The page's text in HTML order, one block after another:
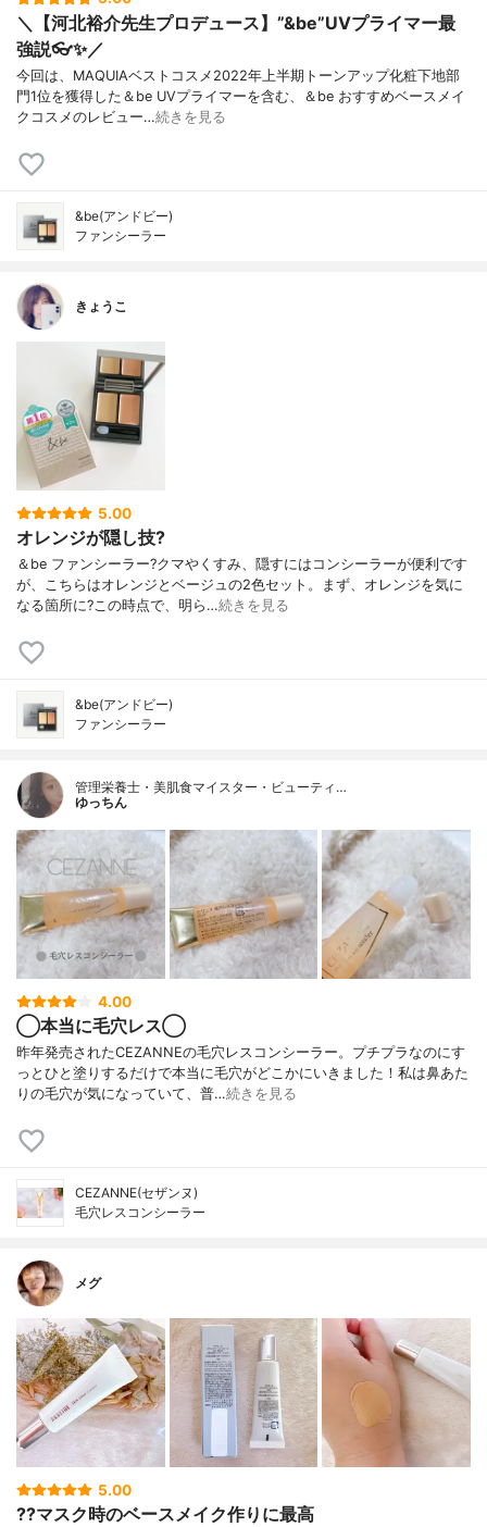
＼【河北裕介先生プロデュース】”&be”UVプライマー最
強説👓✨／
今回は、MAQUIAベストコスメ2022年上半期トーンアップ化粧下地部
門1位を獲得した＆be UVプライマーを含む、＆be おすすめベースメイ
クコスメのレビュー…続きを見る
&be(アンドビー)
ファンシーラー
きょうこ
5.00
オレンジが隠し技?
＆be ファンシーラー?クマやくすみ、隠すにはコンシーラーが便利です
が、こちらはオレンジとベージュの2色セット。まず、オレンジを気に
なる箇所に?この時点で、明ら…続きを見る
&be(アンドビー)
ファンシーラー
管理栄養士・美肌食マイスター・ビューティ…
ゆっちん
4.00
◯本当に毛穴レス◯
昨年発売されたCEZANNEの毛穴レスコンシーラー。プチプラなのにす
っとひと塗りするだけで本当に毛穴がどこかにいきました！私は鼻あた
りの毛穴が気になっていて、普…続きを見る
CEZANNE(セザンヌ)
毛穴レスコンシーラー
メグ
5.00
??マスク時のベースメイク作りに最高